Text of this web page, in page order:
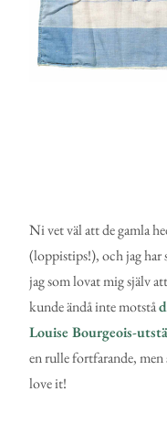
Ni vet väl att de gamla
(loppistips!), och jag har
jag som lovat mig själv
kunde ändå inte motstå
Louise Bourgeois-
en rulle fortfarande,
love it!